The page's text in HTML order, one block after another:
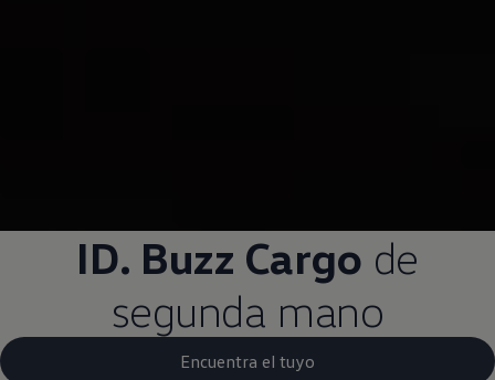
ID. Buzz Cargo de
segunda mano
Encuentra el tuyo